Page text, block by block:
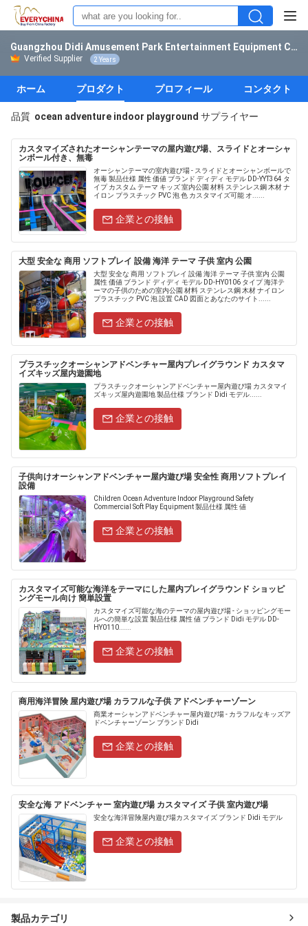
Guangzhou Didi Amusement Park Entertainment Equipment Co., Ltd.
Verified Supplier 2 Years
ホーム プロダクト プロフィール コンタクト
品質 ocean adventure indoor playground サプライヤー
カスタマイズされたオーシャンテーマの屋内遊び場、スライドとオーシャ
ンボール付き、無毒
オーシャンテーマの室内遊び場 - スライドとオーシャンボールで
無毒 製品仕様 属性 価値 ブランド ディディ モデル DD-YYT364 タ
イプ カスタム テーマ キッズ 室内公園 材料 ステンレス鋼 木材 ナ
イロン プラスチック PVC 泡 色 カスタマイズ可能 オ......
企業との接触
大型 安全な 商用 ソフトプレイ 設備 海洋 テーマ 子供 室内 公園
大型 安全な 商用 ソフトプレイ 設備 海洋 テーマ 子供 室内 公園
属性 価値 ブランド ディディ モデル DD-HY0106 タイプ 海洋テ
ーマの子供のための室内公園 材料 ステンレス鋼 木材 ナイロン
プラスチック PVC 泡 設置 CAD 図面とあなたのサイト......
企業との接触
プラスチックオーシャンアドベンチャー屋内プレイグラウンド カスタマ
イズキッズ屋内遊園地
プラスチックオーシャンアドベンチャー屋内遊び場 カスタマイ
ズキッズ屋内遊園地 製品仕様 ブランド Didi モデル......
企業との接触
子供向けオーシャンアドベンチャー屋内遊び場 安全性 商用ソフトプレイ
設備
Children Ocean Adventure Indoor Playground Safety
Commercial Soft Play Equipment 製品仕様 属性 値
企業との接触
カスタマイズ可能な海洋をテーマにした屋内プレイグラウンド ショッピ
ングモール向け 簡単設置
カスタマイズ可能な海のテーマの屋内遊び場 - ショッピングモー
ルへの簡単な設置 製品仕様 属性 値 ブランド Didi モデル DD-
HY0110......
企業との接触
商用海洋冒険 屋内遊び場 カラフルな子供 アドベンチャーゾーン
商業オーシャンアドベンチャー屋内遊び場 - カラフルなキッズア
ドベンチャーゾーン ブランド Didi
企業との接触
安全な海 アドベンチャー 室内遊び場 カスタマイズ 子供 室内遊び場
安全な海洋冒険屋内遊び場カスタマイズ ブランド Didi モデル
企業との接触
製品カテゴリ